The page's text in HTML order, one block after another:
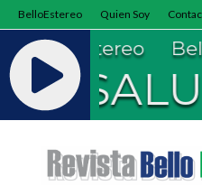
BelloEstereo Quien Soy